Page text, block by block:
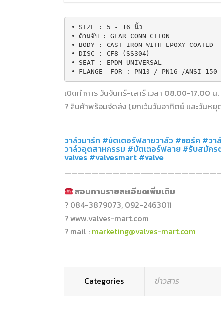
• SIZE : 5 - 16 นิ้ว
• ด้ามจับ : GEAR CONNECTION
• BODY : CAST IRON WITH EPOXY COATED
• DISC : CF8 (SS304)
• SEAT : EPDM UNIVERSAL
• FLANGE  FOR : PN10 / PN16 /ANSI 150
เปิดทำการ วันจันทร์-เสาร์ เวลา 08.00-17.00
? สินค้าพร้อมจัดส่ง (ยกเว้นวันอาทิตย์ และวันห
วาล์วมาร์ท #บัตเตอร์ฟลายวาล์ว #ยอร์ค #วา
วาล์วอุตสาหกรรม #บัตเตอร์ฟลาย #รับสมัคร
valves #valvesmart #valve
สอบถามรายละเอียดเพิ่มเติม
? 084-3879073, 092-2463011
? www.valves-mart.com
? mail : marketing@valves-mart.com
Categories ข่าวสาร